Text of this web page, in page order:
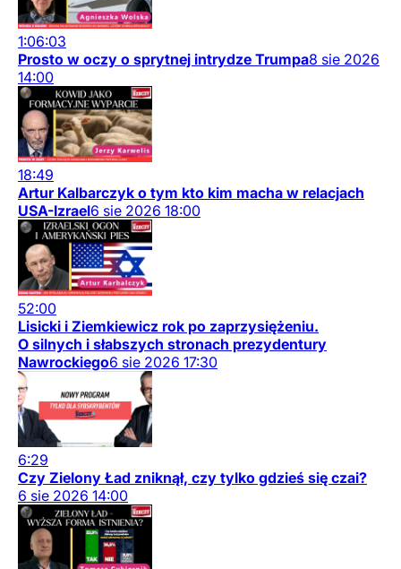
1:06:03
Prosto w oczy o sprytnej intrydze Trumpa8 sie 2026
14:00
18:49
Artur Kalbarczyk o tym kto kim macha w relacjach
USA-Izrael6 sie 2026 18:00
52:00
Lisicki i Ziemkiewicz rok po zaprzysiężeniu.
O silnych i słabszych stronach prezydentury
Nawrockiego6 sie 2026 17:30
6:29
Czy Zielony Ład zniknął, czy tylko gdzieś się czai?
6 sie 2026 14:00